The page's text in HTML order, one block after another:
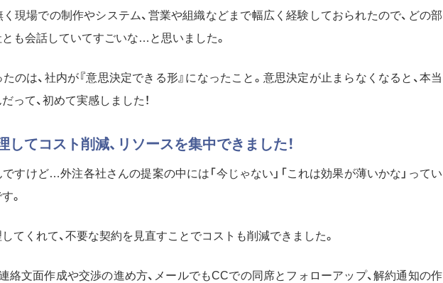
現場での制作やシステム、営業や組織などまで幅広く経験しておられたので、どの部
も会話していてすごいな…と思いました。
のは、社内が『意思決定できる形』になったこと。意思決定が止まらなくなると、本当
って、初めて実感しました！
してコスト削減、リソースを集中できました！
すけど…外注各社さんの提案の中には「今じゃない」「これは効果が薄いかな」ってい
。
てくれて、不要な契約を見直すことでコストも削減できました。
絡文面作成や交渉の進め方、メールでもCCでの同席とフォローアップ、解約通知の作